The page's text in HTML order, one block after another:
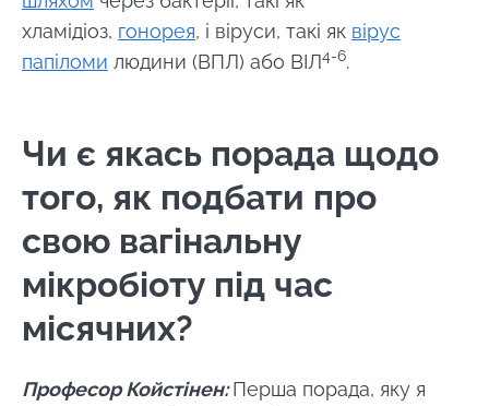
хламідіоз, гонорея, і віруси, такі як вірус
папіломи людини (ВПЛ) або ВІЛ4-6.
Чи є якась порада щодо
того, як подбати про
свою вагінальну
мікробіоту під час
місячних?
Професор Койстінен:Перша порада, яку я